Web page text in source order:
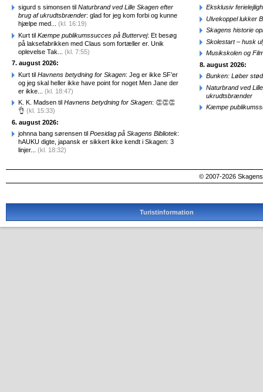
sigurd s simonsen til Naturbrand ved Lille Skagen efter
brug af ukrudtsbrænder: glad for jeg kom forbi og kunne
hjælpe med... (kl. 16:19)
Kurt til Kæmpe publikumssucces på Buttervej: Et besøg
på laksefabrikken med Claus som fortæller er. Unik
oplevelse Tak... (kl. 7:55)
7. august 2026:
Kurt til Havnens betydning for Skagen: Jeg er ikke SF’er
og jeg skal heller ikke have point for noget Men Jane der
er ikke... (kl. 18:47)
K. K. Madsen til Havnens betydning for Skagen: 👏👏👏
👌 (kl. 15:33)
6. august 2026:
johnna bang sørensen til Poesidag på Skagens Bibliotek:
hAUKU digte, japansk er sikkert ikke kendt i Skagen: 3
linjer... (kl. 18:32)
Eksklusiv
Ulvekoppel lukker
Skagens historie
Skolestart – husk
Musikskolen og
8. august 2026:
Bunken: Løber
Naturbrand ved
ukrudtsbrænder
Kæmpe
© 2007-2026
Turistinformation